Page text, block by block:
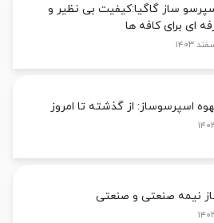
ساز گاگیا:کیفیت بی نظیر و
ای برای کافه ها
اسپرسوساز: از گذشته تا امروز
نیمه صنعتی و صنعتی